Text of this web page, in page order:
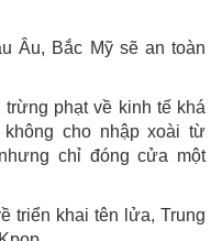
Âu, Bắc Mỹ sẽ an toàn
trừng phạt về kinh tế khá
cho nhập xoài từ
chỉ đóng cửa một
triển khai tên lửa, Trung